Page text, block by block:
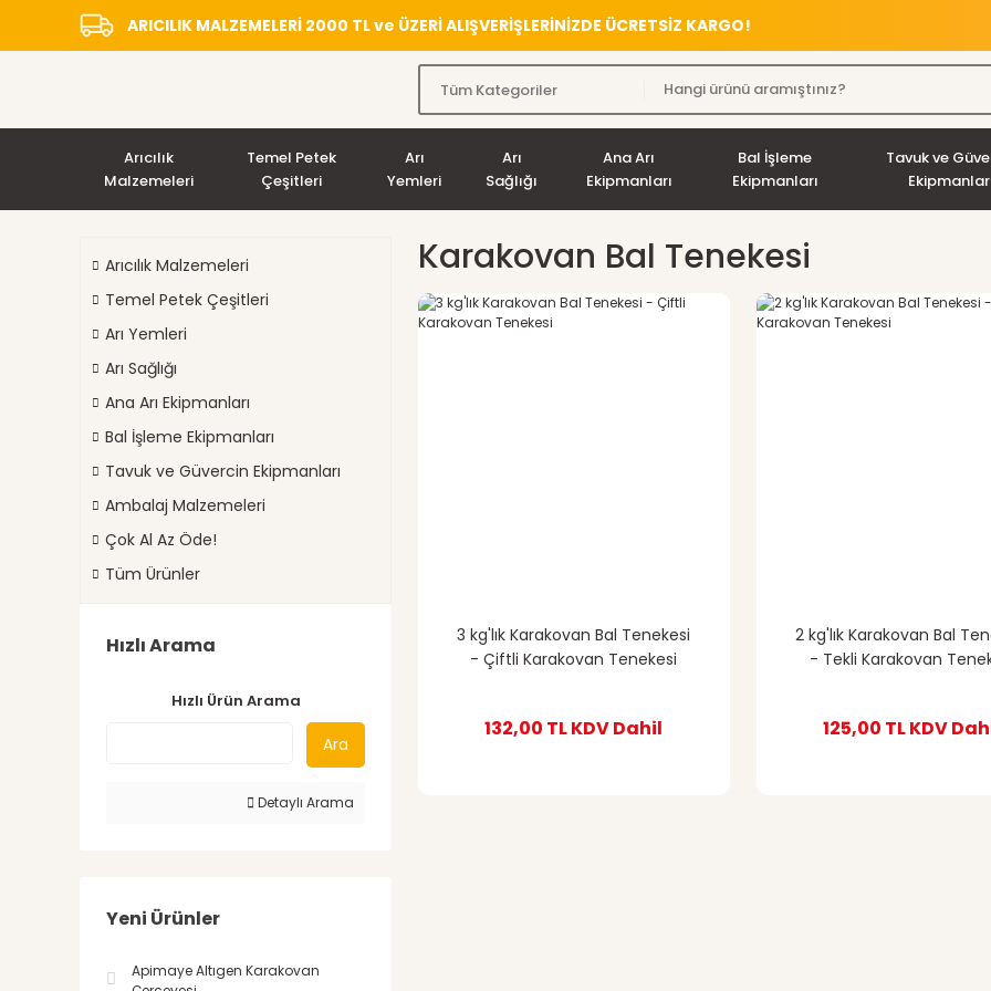
ARICILIK MALZEMELERİ 2000 TL ve ÜZERİ ALIŞVERİŞLERİNİZDE ÜCRETSİZ KARGO!
Arıcılık
Malzemeleri
Temel Petek
Çeşitleri
Arı
Yemleri
Arı
Sağlığı
Ana Arı
Ekipmanları
Bal İşleme
Ekipmanları
Tavuk ve
Arıcılık Malzemeleri
Temel Petek Çeşitleri
Arı Yemleri
Arı Sağlığı
Ana Arı Ekipmanları
Bal İşleme Ekipmanları
Tavuk ve Güvercin Ekipmanları
Ambalaj Malzemeleri
Çok Al Az Öde!
Tüm Ürünler
Hızlı Arama
Hızlı Ürün Arama
Ara
Detaylı Arama
Yeni Ürünler
Apimaye Altıgen Karakovan
Karakovan Bal Tenekesi
3 kg'lık Karakovan Bal Tenekesi
- Çiftli Karakovan Tenekesi
132,00 TLKDV Dahil
2 kg'lık Karakovan Bal
- Tekli Karakovan
125,00 TLKDV